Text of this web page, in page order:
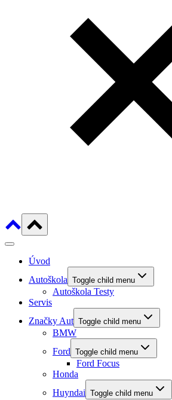
Úvod
Autoškola Toggle child menu
Autoškola Testy
Servis
Značky Aut Toggle child menu
BMW
Ford Toggle child menu
Ford Focus
Honda
Huyndai Toggle child menu